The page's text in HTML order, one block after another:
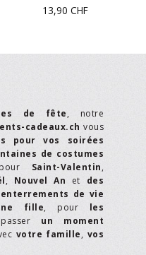
13,90 CHF
de fête, notre
cadeaux.ch vous
pour vos soirées
de costumes
Saint-Valentin,
, Nouvel An et des
de vie
fille, pour les
un moment
votre famille, vos